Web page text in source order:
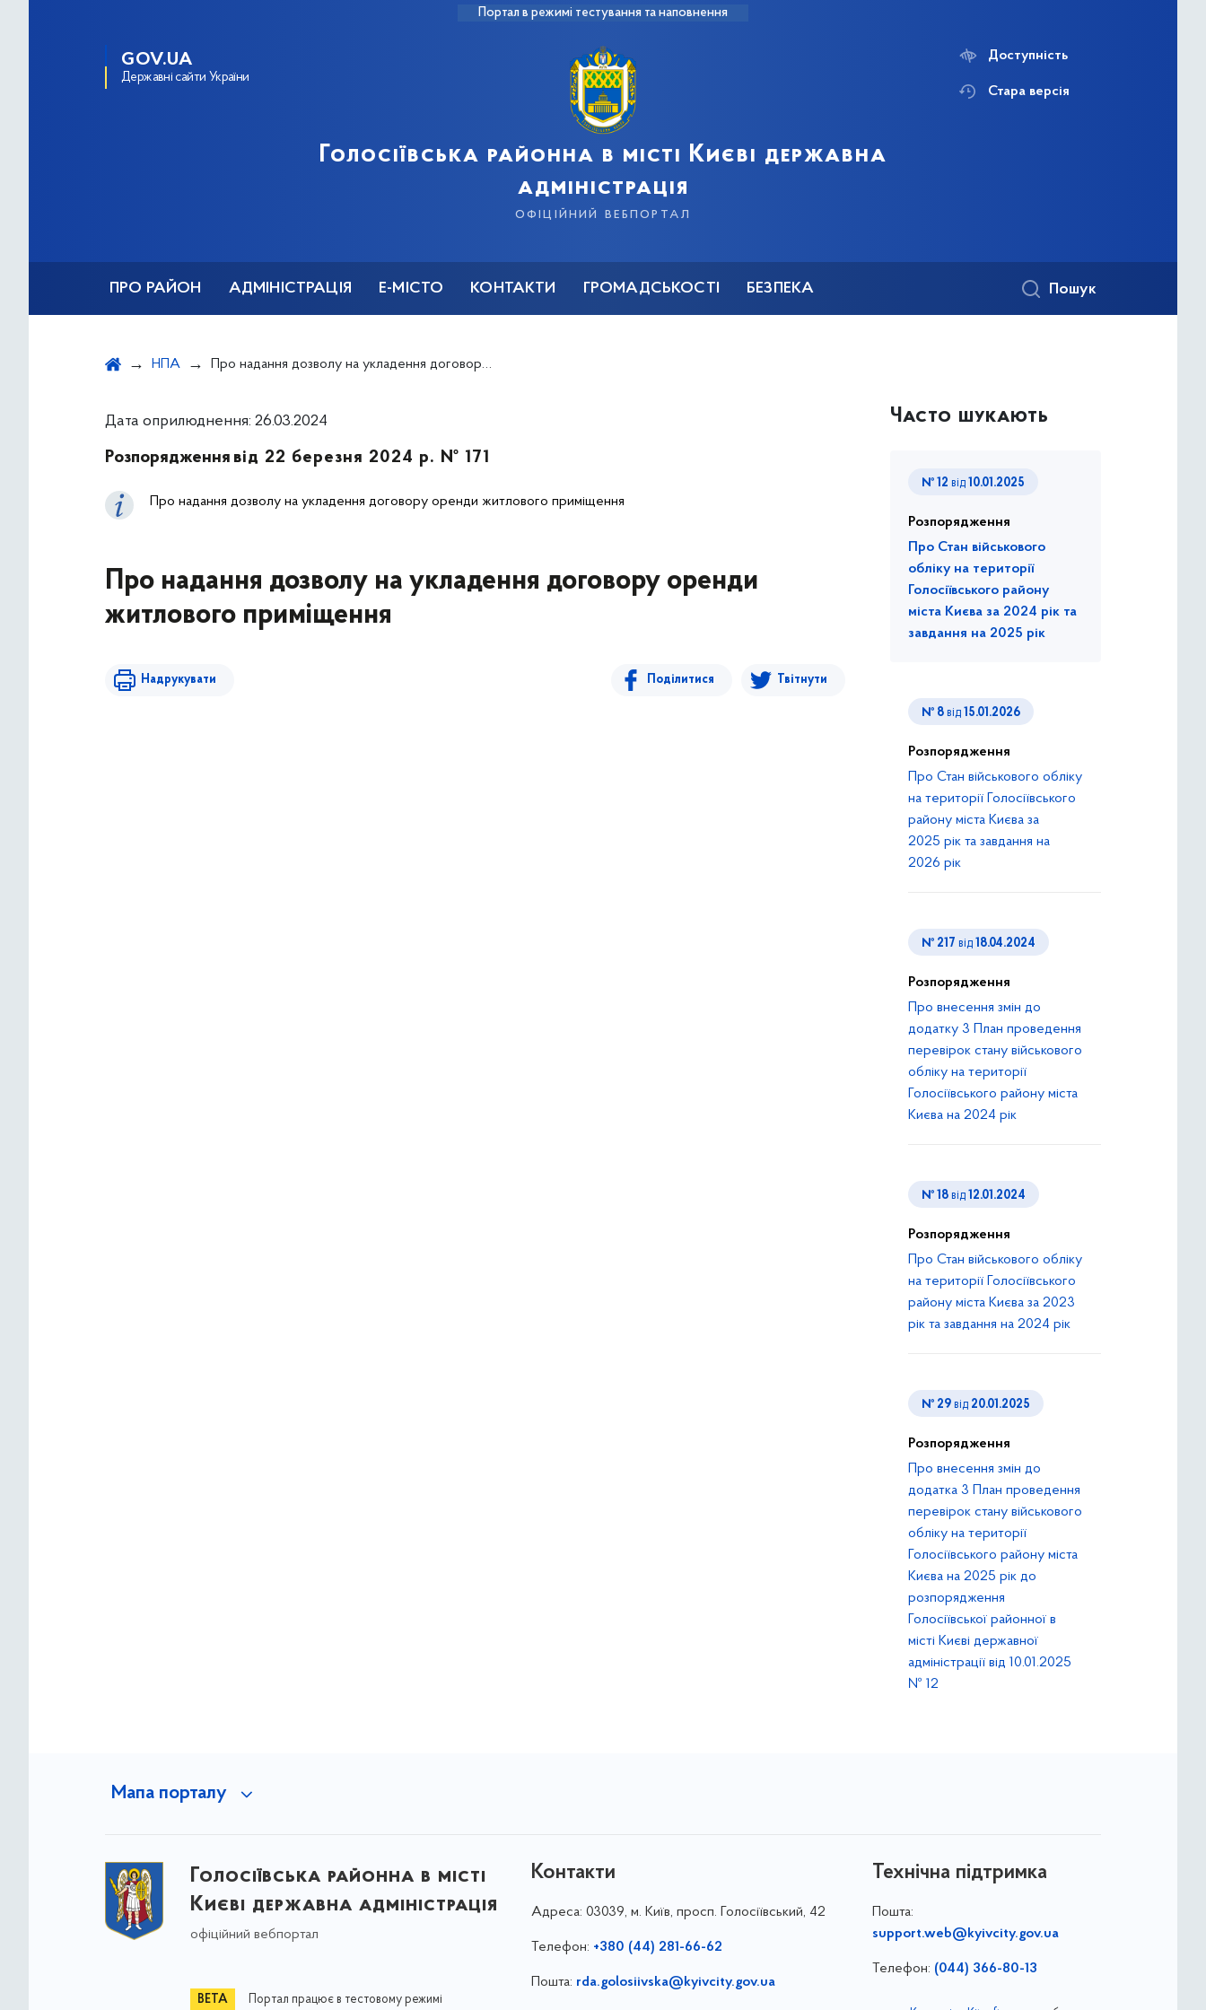
Портал в режимі тестування та наповнення
GOV.UA
Державні сайти України
Голосіївська районна в місті Києві державна
адміністрація
офіційний вебпортал
Доступність
Стара версія
ПРО РАЙОН АДМІНІСТРАЦІЯ Е-МІСТО КОНТАКТИ ГРОМАДСЬКОСТІ БЕЗПЕКА Пошук
НПА Про надання дозволу на укладення договору оренди житлового приміщення
Дата оприлюднення: 26.03.2024
Розпорядження від 22 березня 2024 р. № 171
Про надання дозволу на укладення договору оренди житлового приміщення
Про надання дозволу на укладення договору оренди
житлового приміщення
Надрукувати Поділитися Твітнути
Часто шукають
№ 12 від 10.01.2025
Розпорядження
Про Стан військового
обліку на території
Голосіївського району
міста Києва за 2024 рік та
завдання на 2025 рік
№ 8 від 15.01.2026
Розпорядження
Про Стан військового обліку
на території Голосіївського
району міста Києва за
2025 рік та завдання на
2026 рік
№ 217 від 18.04.2024
Розпорядження
Про внесення змін до
додатку 3 План проведення
перевірок стану військового
обліку на території
Голосіївського району міста
Києва на 2024 рік
№ 18 від 12.01.2024
Розпорядження
Про Стан військового обліку
на території Голосіївського
району міста Києва за 2023
рік та завдання на 2024 рік
№ 29 від 20.01.2025
Розпорядження
Про внесення змін до
додатка 3 План проведення
перевірок стану військового
обліку на території
Голосіївського району міста
Києва на 2025 рік до
розпорядження
Голосіївської районної в
місті Києві державної
адміністрації від 10.01.2025
№ 12
Мапа порталу
Голосіївська районна в місті
Києві державна адміністрація
офіційний вебпортал
Портал працює в тестовому режимі
Контакти
Адреса: 03039, м. Київ, просп. Голосіївський, 42
Телефон: +380 (44) 281-66-62
Пошта: rda.golosiivska@kyivcity.gov.ua
Технічна підтримка
Пошта:
support.web@kyivcity.gov.ua
Телефон: (044) 366-80-13